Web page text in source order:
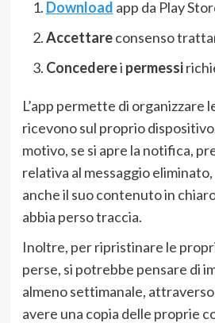
Download app da Play
Accettareconsenso
Concederei permessi
L’app permette di organizzare
ricevono sul proprio
motivo, se si apre la notifica,
relativa al messaggio
anche il suo contenuto in
abbia perso traccia.
Inoltre, per ripristinare le
perse, si potrebbe pensare di
almeno settimanale,
avere una copia delle proprie